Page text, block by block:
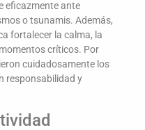
eficazmente ante
o tsunamis. Además,
fortalecer la calma, la
críticos. Por
cuidadosamente los
responsabilidad y